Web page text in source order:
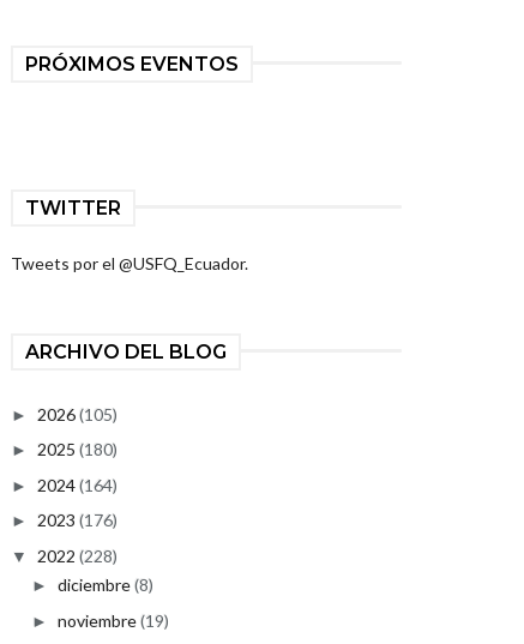
PRÓXIMOS EVENTOS
TWITTER
Tweets por el @USFQ_Ecuador.
ARCHIVO DEL BLOG
► 2026(105)
► 2025 (180)
► 2024(164)
► 2023 (176)
▼ 2022 (228)
► diciembre(8)
► noviembre(19)